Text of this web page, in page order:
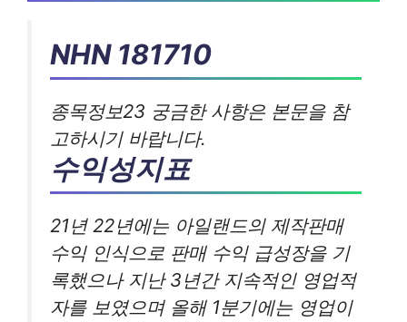
NHN 181710
종목정보23 궁금한 사항은 본문을 참
고하시기 바랍니다.
수익성지표
21년 22년에는 아일랜드의 제작판매
수익 인식으로 판매 수익 급성장을 기
록했으나 지난 3년간 지속적인 영업적
자를 보였으며 올해 1분기에는 영업이